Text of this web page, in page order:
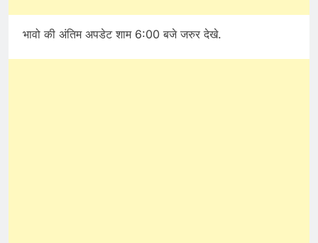
भावो की अंतिम अपडेट शाम 6:00 बजे जरुर देखे.